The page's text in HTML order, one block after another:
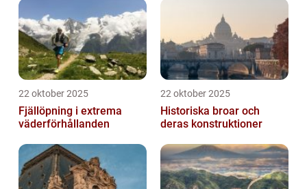
22 oktober 2025
Fjällöpning i extrema
väderförhållanden
22 oktober 2025
Historiska broar och
deras konstruktioner